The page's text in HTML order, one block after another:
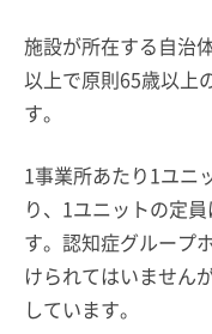
施設が所在する自治
以上で原則65歳以上
す。
1事業所あたり1ユニ
り、1ユニットの定
す。認知症グループ
けられてはいません
しています。